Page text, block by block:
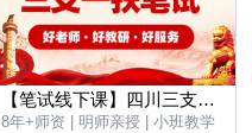
【笔试线下课】四川三支一扶笔试考试培训班
8年+师资 | 明师亲授 | 小班教学